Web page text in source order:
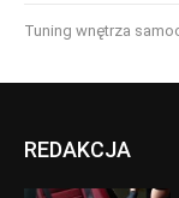
Tuning wnętrza
REDAKCJA